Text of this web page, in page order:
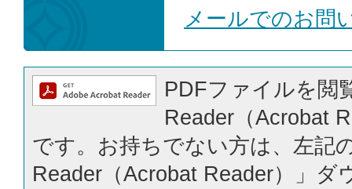
メールでのお問
PDFファイルを閲
Reader（Acrobat
です。お持ちでない方は、左記
Reader（Acrobat Reader）」ダ